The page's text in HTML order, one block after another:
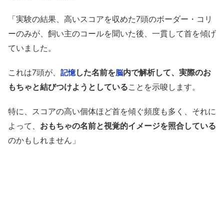
「実験の結果、高いスコアを収めた7頭のボーダー・コリ
ーのみが、飼い主のコールを聞いた後、一貫して首を傾げ
ていました。
これは7頭が、 記憶した名前を脳内で解析して、実際のお
もちゃと結びつけようとしていることを示唆します。
特に、スコアの高い個体ほど首を傾ぐ頻度も多く、それに
よって、 おもちゃの名前と視覚的イメージを照合している
のかもしれません」